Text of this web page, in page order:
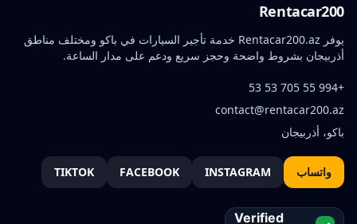
Rentacar200
يوفر Rentacar200.az خدمة تأجير السيارات في باكو ومختلف مناطق
أذربيجان بشروط واضحة وحجز سريع ودعم على مدار الساعة.
+994 55 705 53 53
contact@rentacar200.az
باكو، أذربيجان
واتساب INSTAGRAM
FACEBOOK
TIKTOK